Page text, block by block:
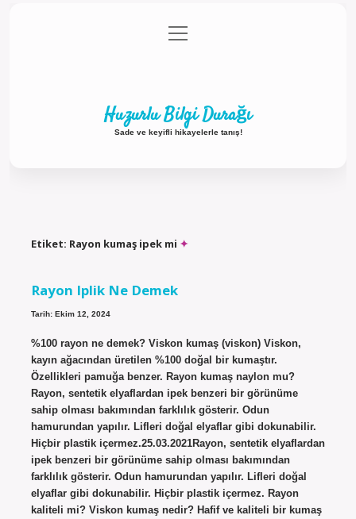
Gizlilik Politikası
menüyü
aç
Huzurlu Bilgi Durağı
Sade ve keyifli hikayelerle tanış!
Etiket: Rayon kumaş ipek mi
Rayon Iplik Ne Demek
Tarih: Ekim 12, 2024
%100 rayon ne demek? Viskon kumaş (viskon) Viskon,
kayın ağacından üretilen %100 doğal bir kumaştır.
Özellikleri pamuğa benzer. Rayon kumaş naylon mu?
Rayon, sentetik elyaflardan ipek benzeri bir görünüme
sahip olması bakımından farklılık gösterir. Odun
hamurundan yapılır. Lifleri doğal elyaflar gibi dokunabilir.
Hiçbir plastik içermez.25.03.2021Rayon, sentetik elyaflardan
ipek benzeri bir görünüme sahip olması bakımından
farklılık gösterir. Odun hamurundan yapılır. Lifleri doğal
elyaflar gibi dokunabilir. Hiçbir plastik içermez. Rayon
kaliteli mi? Viskon kumaş nedir? Hafif ve kaliteli bir kumaş